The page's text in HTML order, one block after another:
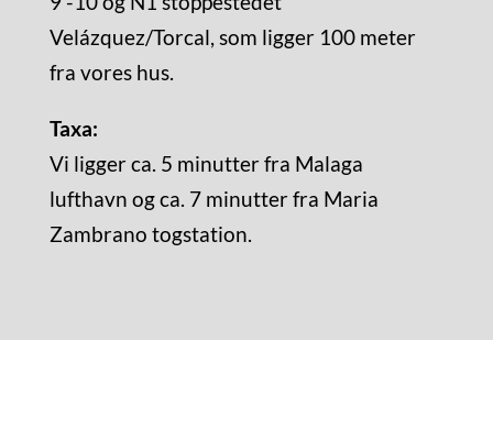
Velázquez/Torcal, som ligger 100 meter
fra vores hus.
Taxa:
Vi ligger ca. 5 minutter fra Malaga
lufthavn og ca. 7 minutter fra Maria
Zambrano togstation.